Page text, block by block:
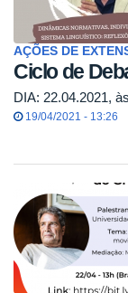
AÇÕES DE
Ciclo de
DIA: 22.04.2021,
19/04/2021 - 13:26